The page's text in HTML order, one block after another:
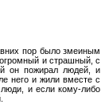
пор было змеиным
и страшный, с
он пожирал людей, и
него и жили вместе с
и если кому-либо